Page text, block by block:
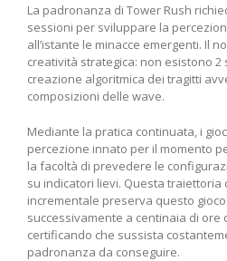
La padronanza di Tower Rush
sessioni per sviluppare la
all’istante le minacce emergenti. Il
creatività strategica: non esistono
creazione algoritmica dei tragitti
composizioni delle wave.
Mediante la pratica continuata, i
percezione innato per il momento
la facoltà di prevedere le
su indicatori lievi. Questa traiettoria
incrementale preserva questo
successivamente a centinaia di ore
certificando che sussista
padronanza da conseguire.